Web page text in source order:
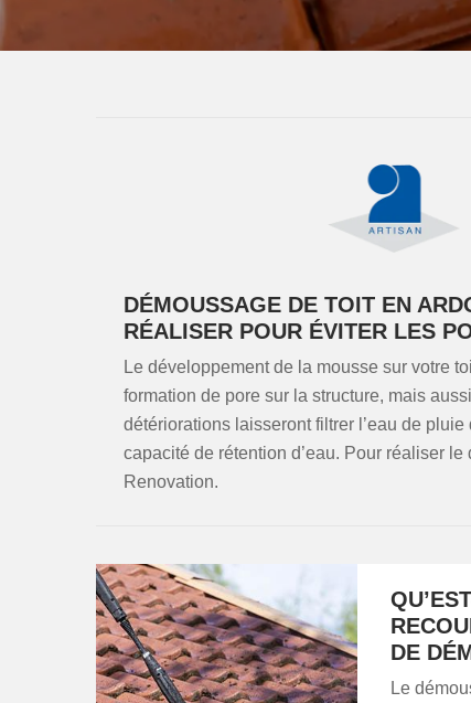
DÉMOUSSAGE DE TOIT EN
RÉALISER POUR ÉVITER LES
Le développement de la mousse sur votre
formation de pore sur la structure, mais
détériorations laisseront filtrer l’eau de
capacité de rétention d’eau. Pour réaliser
Renovation.
DE
Le